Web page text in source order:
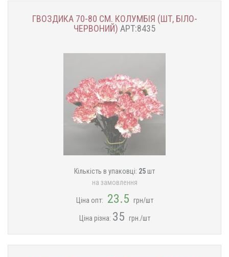
ГВОЗДИКА 70-80 СМ. КОЛУМБІЯ (ШТ, БІЛО-
ЧЕРВОНИЙ) АРТ:8435
Кількість в упаковці: 25 шт
на замовлення
Ціна опт: 23.5 грн/шт
Ціна різна: 35 грн./шт